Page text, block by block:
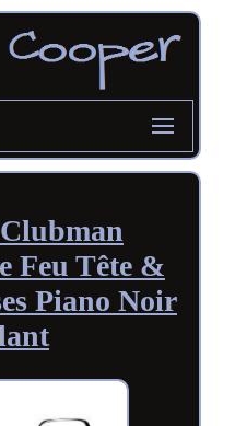
Feu Tête &
Piano Noir